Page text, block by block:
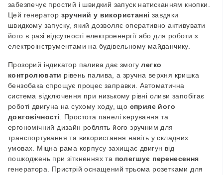
забезпечує простий і швидкий запуск натисканням кнопки.
Цей генератор зручний у використанні завдяки
швидкому запуску, який дозволяє оперативно активувати
його в разі відсутності електроенергії або для роботи з
електроінструментами на будівельному майданчику.
Прозорий індикатор палива дає змогулегко
контролювати рівень палива, а зручна верхня кришка
бензобака спрощує процес заправки.
Автоматична
система відключення при низькому рівні оливи запобігає
роботі двигуна на сухому ходу, що сприяє його
довговічності . Простота панелі керування та
ергономічний дизайн роблять його зручним для
транспортування та використання навіть у складних
умовах.
Міцна рама корпусу захищає двигун від
пошкоджень при зіткненнях та полегшує перенесення
генератора. Пристрій оснащений трьома розетками для